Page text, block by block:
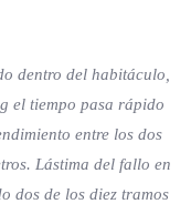
dentro del habitáculo,
el tiempo pasa rápido
entre los dos
Lástima del fallo en
dos de los diez tramos